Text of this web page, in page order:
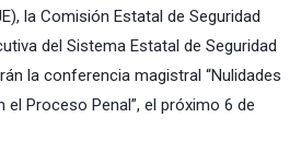
, la Comisión Estatal de Seguridad
del Sistema Estatal de Seguridad
la conferencia magistral “Nulidades
el Proceso Penal”, el próximo 6 de